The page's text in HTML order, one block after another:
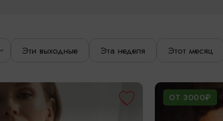
Эти выходные Эта неделя Этот месяц
ОТ 3000₽